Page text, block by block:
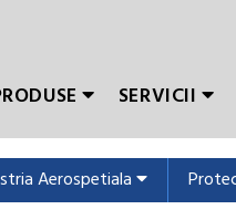
SERVICII
Aerospetiala